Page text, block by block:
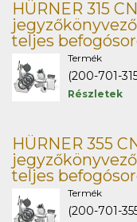
HÜRNER 315
teljes
Termék
(200-701-
Részletek
HÜRNER 355
teljes
Termék
(200-701-